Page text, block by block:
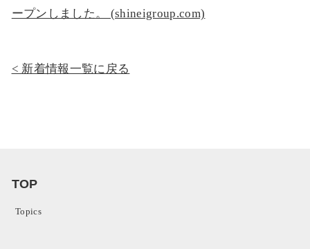
ープンしました。 (shineigroup.com)
新着情報一覧に戻る
TOP
Topics